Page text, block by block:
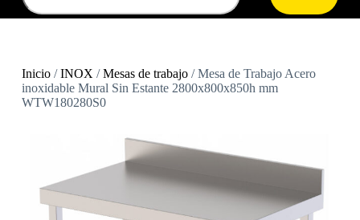
Inicio/INOX /Mesas de trabajo/ Mesa de Trabajo Acero
inoxidable Mural Sin Estante 2800x800x850h mm
WTW180280S0